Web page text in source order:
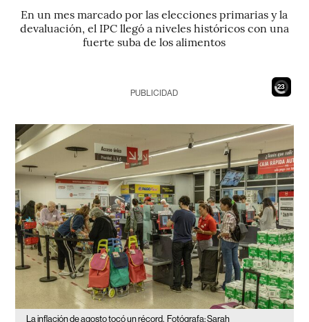
En un mes marcado por las elecciones primarias y la
devaluación, el IPC llegó a niveles históricos con una
fuerte suba de los alimentos
21
PUBLICIDAD
La inflación de agosto tocó un récord. Fotógrafa: Sarah